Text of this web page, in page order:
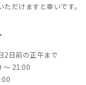
だけますと幸いです。
2日前の正午まで
〜 21:00